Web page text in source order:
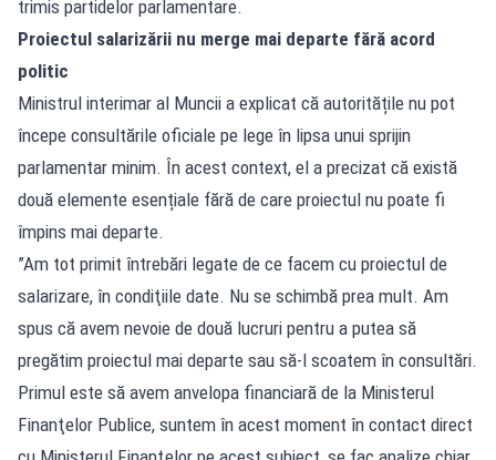
trimis partidelor parlamentare.
Proiectul salarizării nu merge mai departe fără acord
politic
Ministrul interimar al Muncii a explicat că autoritățile nu pot
începe consultările oficiale pe lege în lipsa unui sprijin
parlamentar minim. În acest context, el a precizat că există
două elemente esențiale fără de care proiectul nu poate fi
împins mai departe.
”Am tot primit întrebări legate de ce facem cu proiectul de
salarizare, în condiţiile date. Nu se schimbă prea mult. Am
spus că avem nevoie de două lucruri pentru a putea să
pregătim proiectul mai departe sau să-l scoatem în consultări.
Primul este să avem anvelopa financiară de la Ministerul
Finanţelor Publice, suntem în acest moment în contact direct